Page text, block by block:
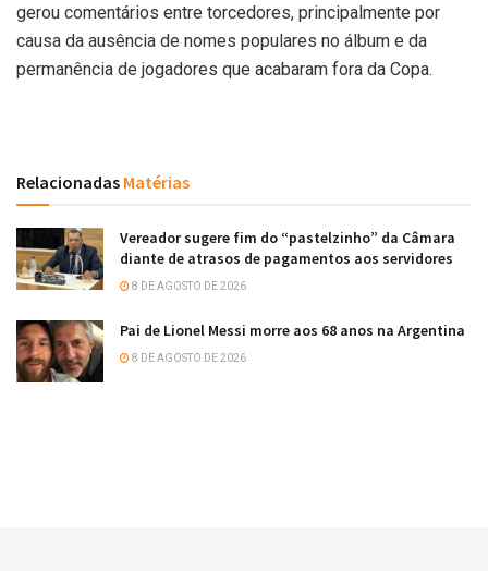
gerou comentários entre torcedores, principalmente por
causa da ausência de nomes populares no álbum e da
permanência de jogadores que acabaram fora da Copa.
Relacionadas Matérias
Vereador sugere fim do “pastelzinho” da Câmara
diante de atrasos de pagamentos aos servidores
8 DE AGOSTO DE 2026
Pai de Lionel Messi morre aos 68 anos na Argentina
8 DE AGOSTO DE 2026